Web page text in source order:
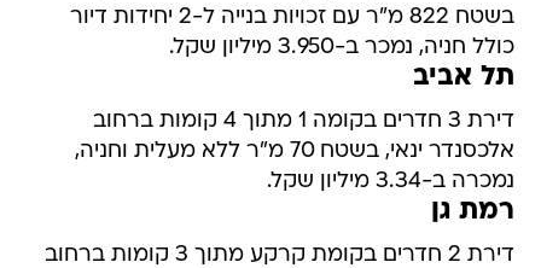
בשטח 822 מ"ר עם זכויות בנייה ל-2 יחידות דיור
כולל חניה, נמכר ב-3.950 מיליון שקל.
תל אביב
דירת 3 חדרים בקומה 1 מתוך 4 קומות ברחוב
אלכסנדר ינאי, בשטח 70 מ"ר ללא מעלית וחניה,
נמכרה ב-3.34 מיליון שקל.
רמת גן
דירת 2 חדרים בקומת קרקע מתוך 3 קומות ברחוב